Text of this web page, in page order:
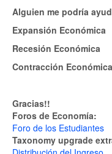
Alguien me podría
Expansión Económica
Recesión Económica
Contracción Económica
Gracias!!
Foros de Economía:
Foro de los Estudiantes
Taxonomy upgrade